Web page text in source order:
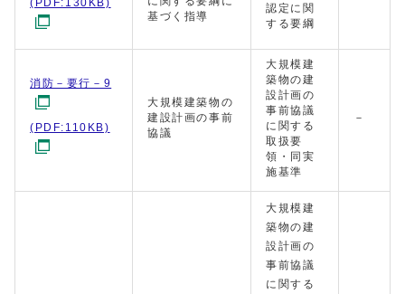
(PDF:130KB)
基づく指導
認定に関
する要綱
消防－要行－9
(PDF:110KB)
大規模建築物の
建設計画の事前
協議
大規模建
築物の建
設計画の
事前協議
に関する
取扱要
領・同実
施基準
－
大規模建
築物の建
設計画の
事前協議
に関する